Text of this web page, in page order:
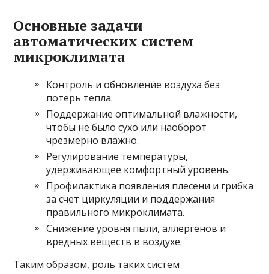
Основные задачи
автоматических систем
микроклимата
Контроль и обновление воздуха без
потерь тепла.
Поддержание оптимальной влажности,
чтобы не было сухо или наоборот
чрезмерно влажно.
Регулирование температуры,
удерживающее комфортный уровень.
Профилактика появления плесени и грибка
за счет циркуляции и поддержания
правильного микроклимата.
Снижение уровня пыли, аллергенов и
вредных веществ в воздухе.
Таким образом, роль таких систем